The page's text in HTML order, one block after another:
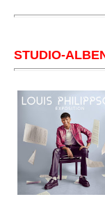
STUDIO-